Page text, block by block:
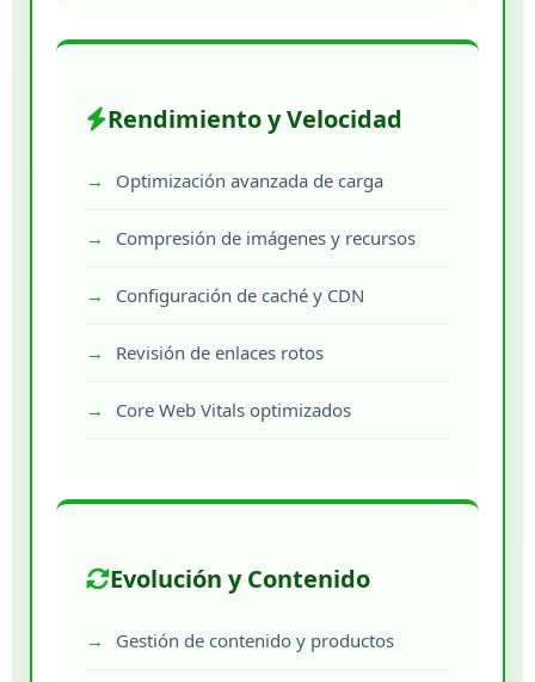
Rendimiento y Velocidad
Optimización avanzada de carga
Compresión de imágenes y recursos
Configuración de caché y CDN
Revisión de enlaces rotos
Core Web Vitals optimizados
Evolución y Contenido
Gestión de contenido y productos